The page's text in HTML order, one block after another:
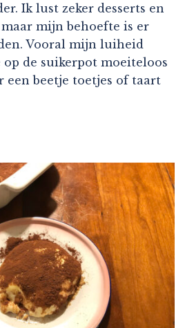
Ik lust zeker desserts en
mijn behoefte is er
Vooral mijn luiheid
de suikerpot moeiteloos
een beetje toetjes of taart